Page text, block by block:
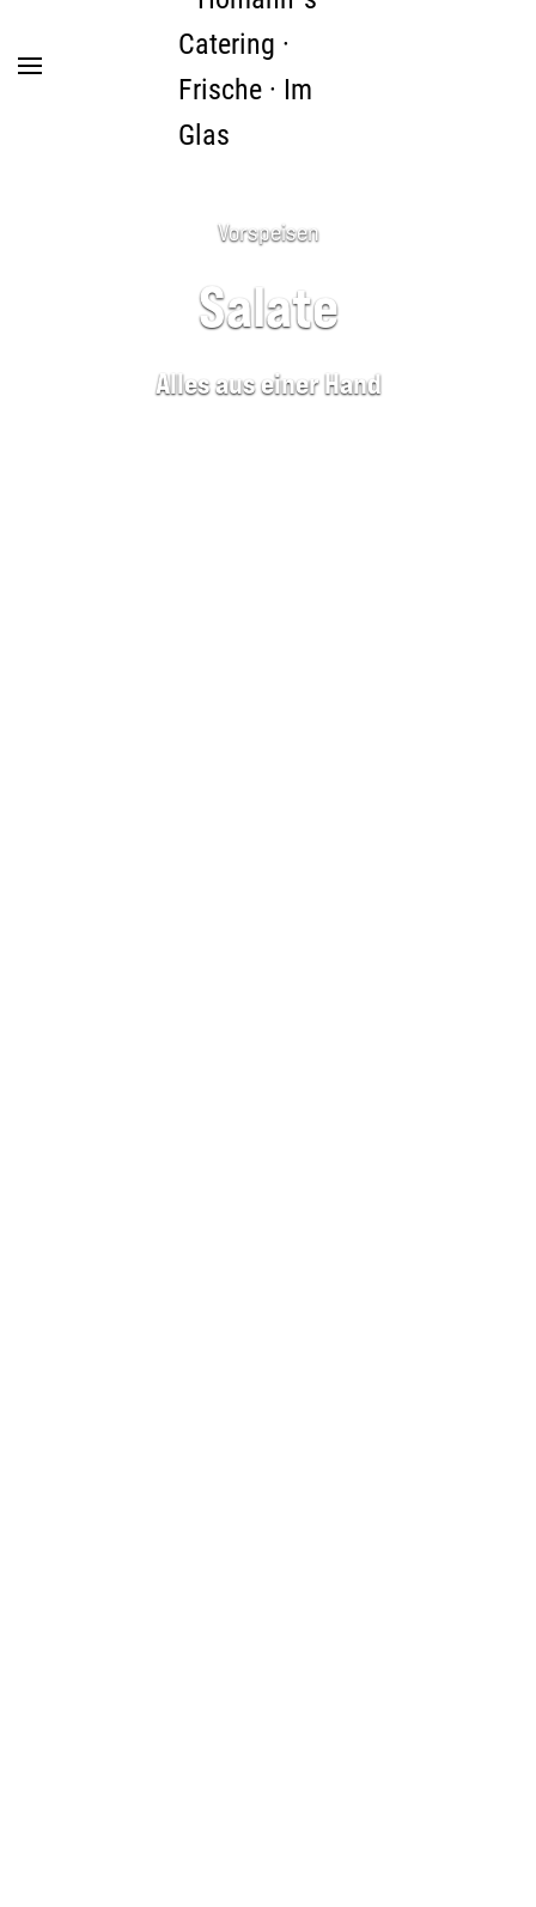
Zum Hauptinhalt springen
Vorspeisen
Salate
Alles aus einer Hand